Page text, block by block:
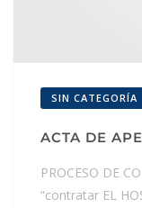
SIN CATEGORÍA
ACTA DE
PROCESO DE
“contratar EL